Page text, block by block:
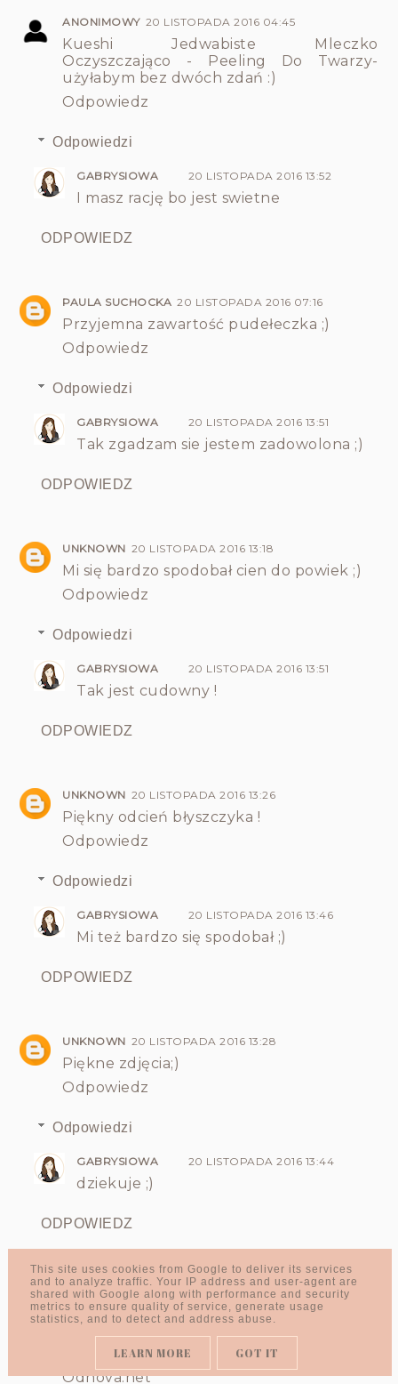
ANONIMOWY 20 LISTOPADA 2016 04:45
Kueshi Jedwabiste Mleczko
Oczyszczająco - Peeling Do Twarzy-
użyłabym bez dwóch zdań :)
Odpowiedz
Odpowiedzi
GABRYSIOWA 20 LISTOPADA 2016 13:52
I masz rację bo jest swietne
ODPOWIEDZ
PAULA SUCHOCKA 20 LISTOPADA 2016 07:16
Przyjemna zawartość pudełeczka ;)
Odpowiedz
Odpowiedzi
GABRYSIOWA 20 LISTOPADA 2016 13:51
Tak zgadzam sie jestem zadowolona ;)
ODPOWIEDZ
UNKNOWN 20 LISTOPADA 2016 13:18
Mi się bardzo spodobał cien do powiek ;)
Odpowiedz
Odpowiedzi
GABRYSIOWA 20 LISTOPADA 2016 13:51
Tak jest cudowny !
ODPOWIEDZ
UNKNOWN 20 LISTOPADA 2016 13:26
Piękny odcień błyszczyka !
Odpowiedz
Odpowiedzi
GABRYSIOWA 20 LISTOPADA 2016 13:46
Mi też bardzo się spodobał ;)
ODPOWIEDZ
UNKNOWN 20 LISTOPADA 2016 13:28
Piękne zdjęcia;)
Odpowiedz
Odpowiedzi
GABRYSIOWA 20 LISTOPADA 2016 13:44
dziekuje ;)
ODPOWIEDZ
ODNOVA 20 LISTOPADA 2016 15:04
Super zdjecia, tak estetycznie wszystko
wyglada, że nie sposób sie oprzeć.
Pozdrawiam,
Odnova.net
This site uses cookies from Google to deliver its services
and to analyze traffic. Your IP address and user-agent are
shared with Google along with performance and security
metrics to ensure quality of service, generate usage
statistics, and to detect and address abuse.
LEARN MORE GOT IT